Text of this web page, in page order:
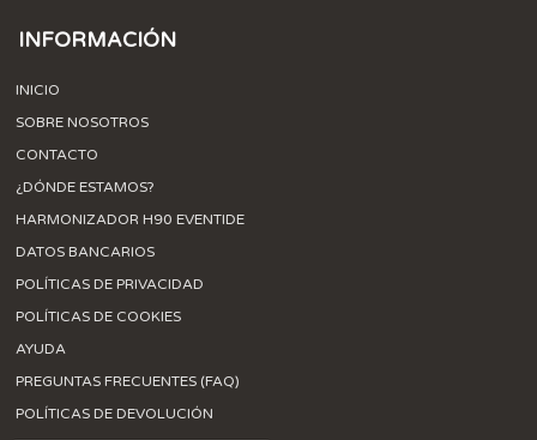
INFORMACIÓN
INICIO
SOBRE NOSOTROS
CONTACTO
¿DÓNDE ESTAMOS?
HARMONIZADOR H90 EVENTIDE
DATOS BANCARIOS
POLÍTICAS DE PRIVACIDAD
POLÍTICAS DE COOKIES
AYUDA
PREGUNTAS FRECUENTES (FAQ)
POLÍTICAS DE DEVOLUCIÓN